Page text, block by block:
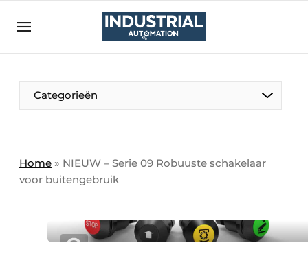
Aanmelden
Bedrijven
Bedrijven
Direct contact
Eigen content aanleveren
Home
Categorieën
Home » NIEUW – Serie 09 Robuuste schakelaar
voor buitengebruik